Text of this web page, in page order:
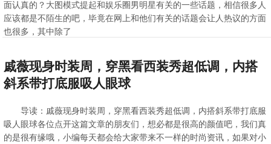
面认真的？大图模式提起和娱乐圈男明星有关的一些话题，相信很多人
应该都是不陌生的吧，毕竟在网上和他们有关的话题会让人热议的方面
也很多，其中除了
2020-10-10 11:43:01
戚薇现身时装周，穿黑看西装秀超低调，内搭
斜系带打底服吸人眼球
导读：戚薇现身时装周，穿黑看西装秀超低调，内搭斜系带打底服
吸人眼球各位点开这篇文章的朋友们，想必都是很高的颜值吧，我们真
的是很有缘哦，小编每天都会给大家带来不一样的时尚资讯，如果对小